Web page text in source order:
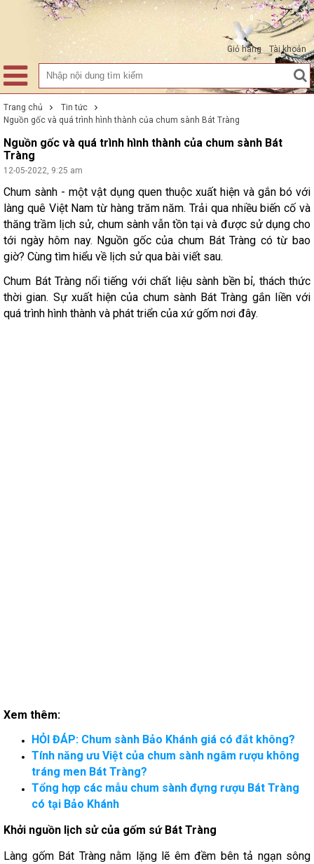
Tài khoản
Giỏ hàng
0
Trang chủ
Tin tức
Nguồn gốc và quá trình hình thành của chum sành Bát Tràng
Nguồn gốc và quá trình hình thành của chum sành Bát
Tràng
12-05-2022, 9:25 am
Chum sành - một vật dụng quen thuộc xuất hiện và gắn bó với
làng quê Việt Nam từ hàng trăm năm. Trải qua nhiều biến cố và
thăng trầm lịch sử, chum sành vẫn tồn tại và được sử dụng cho
tới ngày hôm nay. Nguồn gốc của chum Bát Tràng có từ bao
giờ? Cùng tìm hiểu về lịch sử qua bài viết sau.
Chum Bát Tràng nổi tiếng với chất liệu sành bền bỉ, thách thức
thời gian. Sự xuất hiện của chum sành Bát Tràng gắn liền với
quá trình hình thành và phát triển của xứ gốm nơi đây.
Xem thêm:
HỎI ĐÁP: Chum sành Bảo Khánh giá có đắt không?
Tính năng ưu Việt của chum sành ngâm rượu không
tráng men Bát Tràng?
Tổng hợp các mẫu chum sành đựng rượu Bát Tràng
có tại Bảo Khánh
Khởi nguồn lịch sử của gốm sứ Bát Tràng
Làng gốm Bát Tràng nằm lặng lẽ êm đềm bên tả ngạn sông